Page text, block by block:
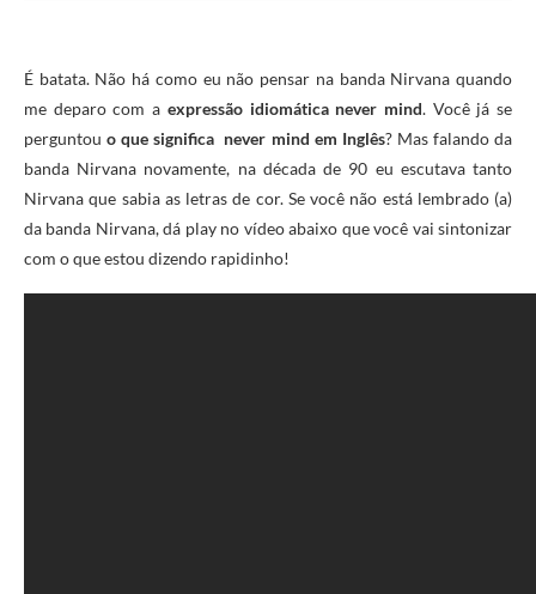
É batata. Não há como eu não pensar na banda Nirvana quando
me deparo com a expressão idiomática never mind. Você já se
perguntouo que significa never mind em Inglês? Mas falando da
banda Nirvana novamente, na década de 90 eu escutava tanto
Nirvana que sabia as letras de cor. Se você não está lembrado (a)
da banda Nirvana, dá play no vídeo abaixo que você vai sintonizar
com o que estou dizendo rapidinho!